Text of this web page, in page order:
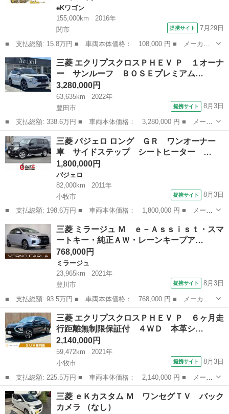
eKワゴン
155,000km
2016年
関市
提携サイト 7月29日
■ 支払総額: 15.8万円 ■ 車両本体価格： 108,000 円 ■ メーカー
名： 三菱 ■ 車種名： ｅＫワゴン ■ グレード名： Ｅ ナビ
インパネＣＶＴ ベンチシート エアバッグ エアコン パワステ
パワーウィン...
岐阜 関市 eKワゴン
三菱 エクリプスクロスＰＨＥＶ Ｐ １オーナ
ー サンルーフ ＢＯＳＥプレミアム…
3,280,000円
63,635km
2022年
豊田市
提携サイト 8月3日
■ 支払総額: 338.6万円 ■ 車両本体価格： 3,280,000 円 ■ メーカ
ー名： 三菱 ■ 車種名： エクリプスクロスＰＨＥＶ ■ グレード
名： Ｐ １オーナー サンルーフ ＢＯＳＥプレミアムサウンドシ
ステム ...
愛知 豊田市 三菱
三菱 パジェロ ロング ＧＲ ワンオーナー
車 サイドステップ シートヒーター …
1,800,000円
パジェロ
82,000km
2011年
小牧市
提携サイト 8月3日
■ 支払総額: 198.6万円 ■ 車両本体価格： 1,800,000 円 ■ メーカ
ー名： 三菱 ■ 車種名： パジェロ ■ グレード名： ロング Ｇ
Ｒ ワンオーナー車 サイドステップ シートヒーター プロジェク
ターキセ...
愛知 小牧市 パジェロ
三菱 ミラージュ Ｍ ｅ－Ａｓｓｉｓｔ・スマ
ートキー・純正ＡＷ・レーンキープア…
768,000円
ミラージュ
23,965km
2021年
豊川市
提携サイト 8月3日
■ 支払総額: 93.5万円 ■ 車両本体価格： 768,000 円 ■ メーカー
名： 三菱 ■ 車種名： ミラージュ ■ グレード名： Ｍ ｅ－Ａ
ｓｓｉｓｔ・スマートキー・純正ＡＷ・レーンキープアラート・ＣＤ
プレーヤー・...
愛知 豊川市 ミラージュ
三菱 エクリプスクロスＰＨＥＶ Ｐ ６ヶ月走
行距離無制限保証付 ４ＷＤ 本革シ…
2,140,000円
59,472km
2021年
小牧市
提携サイト 8月3日
■ 支払総額: 225.5万円 ■ 車両本体価格： 2,140,000 円 ■ メーカ
ー名： 三菱 ■ 車種名： エクリプスクロスＰＨＥＶ ■ グレード
名： Ｐ ６ヶ月走行距離無制限保証付 ４ＷＤ 本革シート パワ
ーシート...
愛知 小牧市 三菱
三菱 ｅＫカスタム Ｍ ワンセグＴＶ バック
カメラ （なし）